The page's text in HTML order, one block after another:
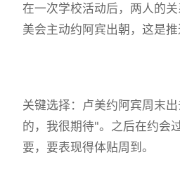
在一次学校活动后，两人的
美会主动约阿宾出朝，这是推
关键选择：卢美约阿宾周末
的，我很期待"。之后在约会
要，要表现得体贴周到。